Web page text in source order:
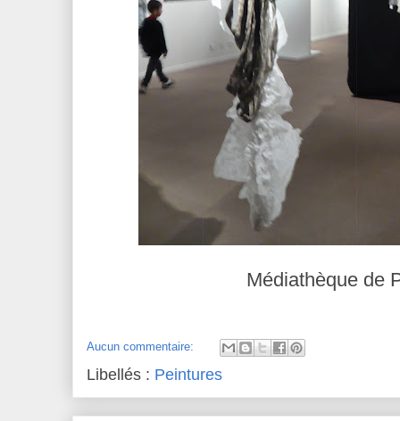
Médiathèque de
Aucun commentaire:
Libellés : Peintures